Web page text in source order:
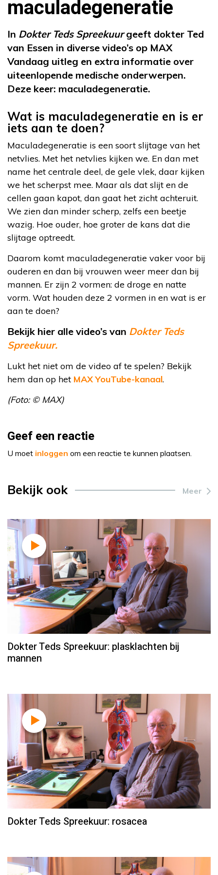
maculadegeneratie
In Dokter Teds Spreekuurgeeft dokter Ted
van Essen in diverse video’s op MAX
Vandaag uitleg en extra informatie over
uiteenlopende medische onderwerpen.
Deze keer: maculadegeneratie.
Wat is maculadegeneratie en is er
iets aan te doen?
Maculadegeneratie is een soort slijtage van het
netvlies. Met het netvlies kijken we. En dan met
name het centrale deel, de gele vlek, daar kijken
we het scherpst mee. Maar als dat slijt en de
cellen gaan kapot, dan gaat het zicht achteruit.
We zien dan minder scherp, zelfs een beetje
wazig. Hoe ouder, hoe groter de kans dat die
slijtage optreedt.
Daarom komt maculadegeneratie vaker voor bij
ouderen en dan bij vrouwen weer meer dan bij
mannen. Er zijn 2 vormen: de droge en natte
vorm. Wat houden deze 2 vormen in en wat is er
aan te doen?
Bekijk hier alle video’s van Dokter Teds
Spreekuur.
Lukt het niet om de video af te spelen? Bekijk
hem dan op het MAX YouTube-kanaal.
(Foto: © MAX)
Geef een reactie
U moet inloggen om een reactie te kunnen plaatsen.
Bekijk ook Meer
Dokter Teds Spreekuur: plasklachten bij
mannen
Dokter Teds Spreekuur: rosacea